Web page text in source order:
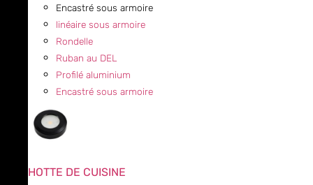
Encastré sous armoire
linéaire sous armoire
Rondelle
Ruban au DEL
Profilé aluminium
Encastré sous armoire
HOTTE DE CUISINE